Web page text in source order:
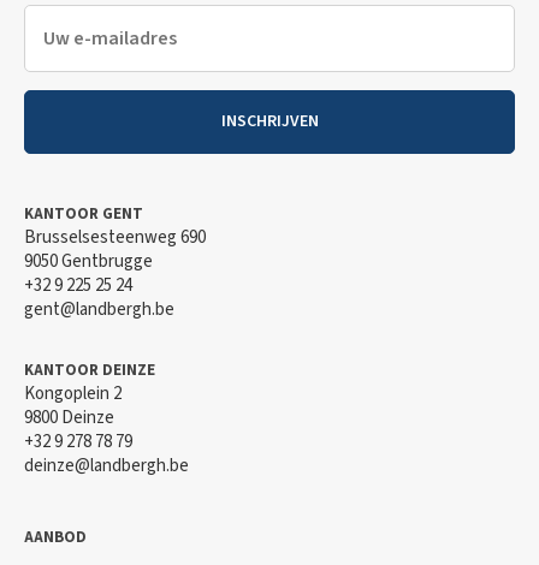
INSCHRIJVEN
KANTOOR GENT
Brusselsesteenweg 690
9050 Gentbrugge
+32 9 225 25 24
gent@landbergh.be
KANTOOR DEINZE
Kongoplein 2
9800 Deinze
+32 9 278 78 79
deinze@landbergh.be
AANBOD